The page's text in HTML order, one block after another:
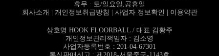
휴무 : 토/일요일,공휴일
회사소개
개인정보취급방침 사업자 정보확인 이용약관
상호명 HOOK FLOORBALL / 대표 김황주
개인정보관리책임자 : 김소영
사업자등록번호 : 201-04-67301